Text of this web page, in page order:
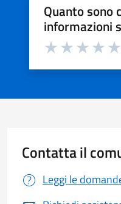
Quanto sono
informazioni
Valuta da 1 a 5 stelle
Contatta il
Leggi le